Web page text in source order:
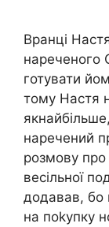
Вранці
нареченого
готувати
тому Настя
наречений
розмову про
весільної
додавав, бо
на поkупку